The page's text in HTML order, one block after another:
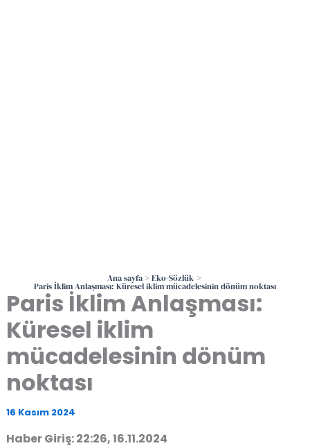
Ana sayfa Eko-Sözlük
Paris İklim Anlaşması: Küresel iklim mücadelesinin dönüm noktası
Paris İklim Anlaşması:
Küresel iklim
mücadelesinin dönüm
noktası
16 Kasım 2024
Haber Giriş: 22:26, 16.11.2024